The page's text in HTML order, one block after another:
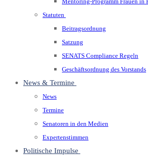
Statuten
Beitragsordnung
Satzung
SENATS Compliance Regeln
Geschäftsordnung des Vorstands
News & Termine
News
Termine
Senatoren in den Medien
Expertenstimmen
Politische Impulse